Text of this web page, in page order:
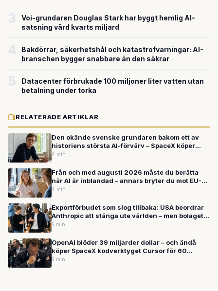
Voi-grundaren Douglas Stark har byggt hemlig AI-
satsning värd kvarts miljard
Bakdörrar, säkerhetshål och katastrofvarningar: AI-
branschen bygger snabbare än den säkrar
Datacenter förbrukade 100 miljoner liter vatten utan
betalning under torka
RELATERADE ARTIKLAR
Den okände svenske grundaren bakom ett av
historiens största AI-förvärv – SpaceX köper
Cursor för upp till 600 miljarder kronor
4 min
Från och med augusti 2026 måste du berätta
när AI är inblandad – annars bryter du mot EU-
lag
4 min
Exportförbudet som slog tillbaka: USA beordrar
Anthropic att stänga ute världen – men bolaget
fortsätter växa
5 min
OpenAI blöder 39 miljarder dollar – och ändå
köper SpaceX kodverktyget Cursor för 60
miljarder: Vad händer egentligen med AI-
5 min